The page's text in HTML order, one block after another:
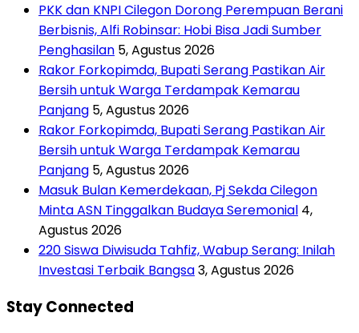
PKK dan KNPI Cilegon Dorong Perempuan Berani
Berbisnis, Alfi Robinsar: Hobi Bisa Jadi Sumber
Penghasilan 5, Agustus 2026
Rakor Forkopimda, Bupati Serang Pastikan Air
Bersih untuk Warga Terdampak Kemarau
Panjang 5, Agustus 2026
Rakor Forkopimda, Bupati Serang Pastikan Air
Bersih untuk Warga Terdampak Kemarau
Panjang 5, Agustus 2026
Masuk Bulan Kemerdekaan, Pj Sekda Cilegon
Minta ASN Tinggalkan Budaya Seremonial 4,
Agustus 2026
220 Siswa Diwisuda Tahfiz, Wabup Serang: Inilah
Investasi Terbaik Bangsa3, Agustus 2026
Stay Connected